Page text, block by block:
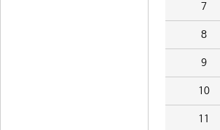
7
8
9
10
11